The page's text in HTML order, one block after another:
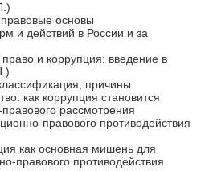
основы
и действий в России и за
и коррупция: введение в
причины
как коррупция становится
рассмотрения
правового противодействия
как основная мишень для
правового противодействия